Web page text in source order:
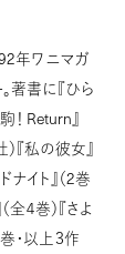
年ワニマガ
著書に『ひら
！ Return』
『私の彼女』
ナイト』（2巻
全４巻）『さよ
・以上３作